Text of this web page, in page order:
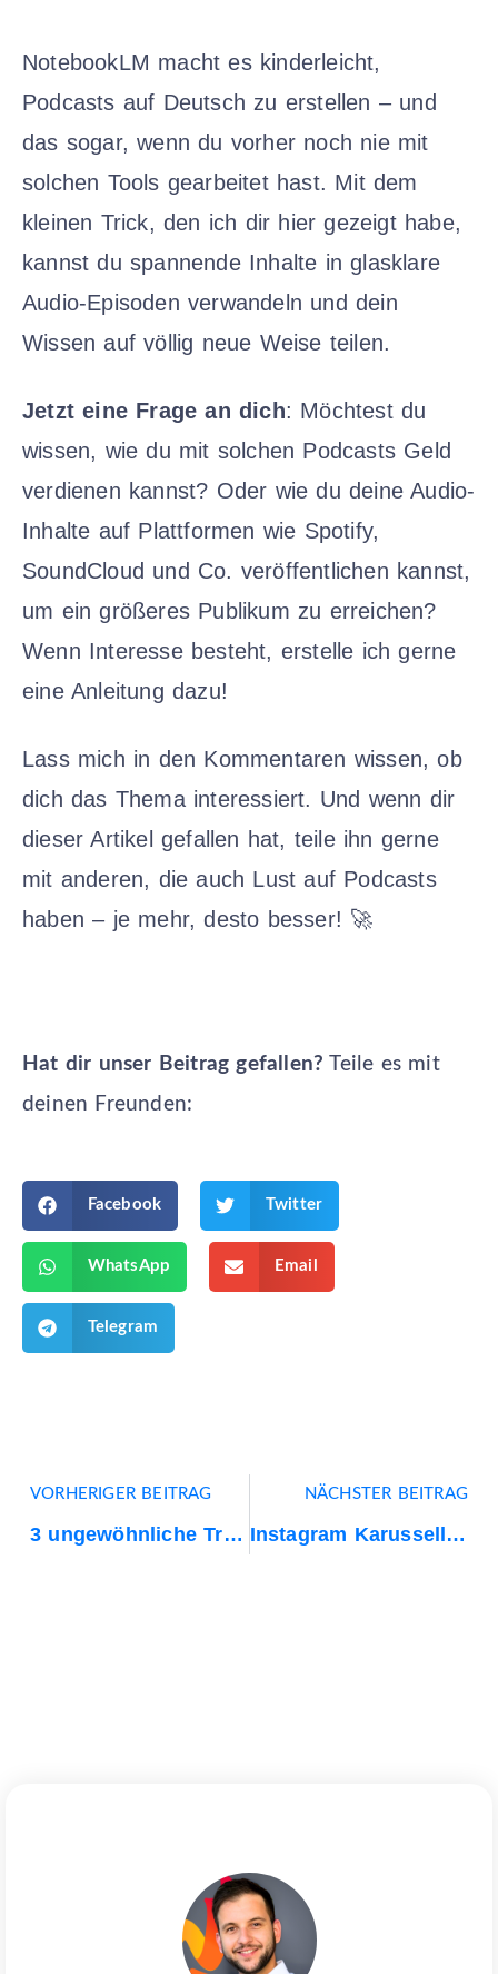
NotebookLM macht es kinderleicht,
Podcasts auf Deutsch zu erstellen – und
das sogar, wenn du vorher noch nie mit
solchen Tools gearbeitet hast. Mit dem
kleinen Trick, den ich dir hier gezeigt habe,
kannst du spannende Inhalte in glasklare
Audio-Episoden verwandeln und dein
Wissen auf völlig neue Weise teilen.
Jetzt eine Frage an dich: Möchtest du
wissen, wie du mit solchen Podcasts Geld
verdienen kannst? Oder wie du deine Audio-
Inhalte auf Plattformen wie Spotify,
SoundCloud und Co. veröffentlichen kannst,
um ein größeres Publikum zu erreichen?
Wenn Interesse besteht, erstelle ich gerne
eine Anleitung dazu!
Lass mich in den Kommentaren wissen, ob
dich das Thema interessiert. Und wenn dir
dieser Artikel gefallen hat, teile ihn gerne
mit anderen, die auch Lust auf Podcasts
haben – je mehr, desto besser! 🚀
Hat dir unser Beitrag gefallen? Teile es mit
deinen Freunden:
Facebook Twitter
WhatsApp Email
Telegram
VORHERIGER BEITRAG
3 ungewöhnliche Traffic Quellen für Affiliate Marketing, die unglaublich gut funktionieren
NÄCHSTER BEITRAG
Instagram Karussell Automation erstellen: Mit einem Klick mehrere Slides erstellen